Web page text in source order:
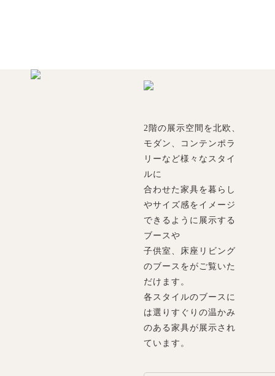
2階の展示空間を北欧、
モダン、コンテンポラ
リーなど様々なスタイ
ルに
合わせた家具を暮らし
やサイズ感をイメージ
できるように展示する
ブースや
子供室、床座リビング
のブースをがご覧いた
だけます。
各スタイルのブースに
は選りすぐりの温かみ
のある家具が展示され
ています。